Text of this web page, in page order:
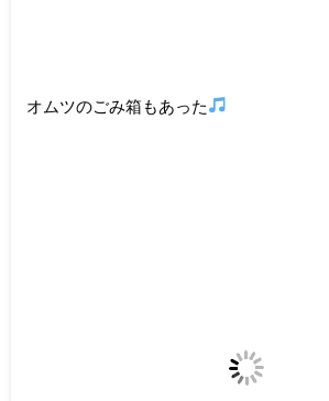
オムツのごみ箱もあった